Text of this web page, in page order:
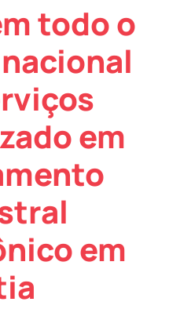
todo o
em
em